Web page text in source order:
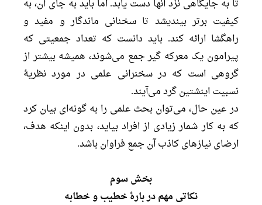
تا به جایگاهی نزد آنها دست یابد. اما باید به جای آن، به
کیفیت برتر بیندیشد تا سخنانی ماندگار و مفید و
راهگشا ارائه کند. باید دانست که تعداد جمعیتی که
پیرامون یک معرکه گیر جمع می‌شوند، همیشه بیشتر از
گروهی است که در سخنرانی علمی در مورد نظریۀ
نسبیت اینشتین گرد می‌آیند.
در عین حال، می‌توان بحث علمی را به گونه‌ای بیان کرد
که به کار شمار زیادی از افراد بیاید، بدون اینکه هدف،
ارضای نیازهای کاذب آن جمع فراوان باشد.
بخش سوم
نکاتی مهم در بارۀ خطیب و خطابه